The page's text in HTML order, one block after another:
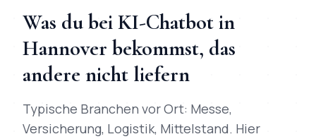
Was du beiKI-Chatbotin
Hannover bekommst, das
andere nicht liefern
Typische Branchen vor Ort: Messe,
Versicherung, Logistik, Mittelstand. Hier